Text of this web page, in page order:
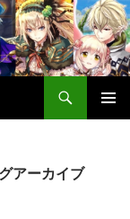
アーカイブ